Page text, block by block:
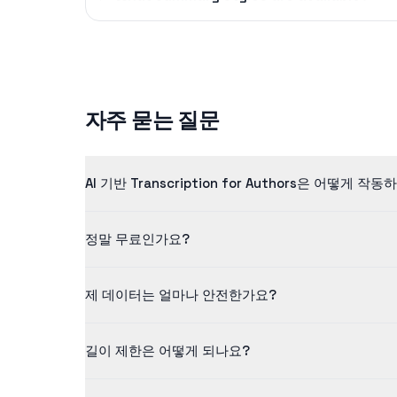
자주 묻는 질문
AI 기반 Transcription for Authors은 어떻게 작동
정말 무료인가요?
제 데이터는 얼마나 안전한가요?
길이 제한은 어떻게 되나요?